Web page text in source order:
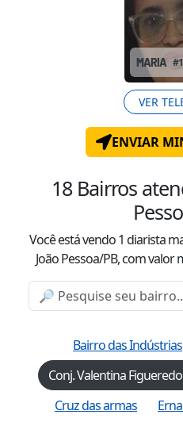
MARIA #
VER
ENVIAR
18 Bairros
Você está vendo1 diarista
João Pessoa/PB, com valor
Bairro das Indústrias
Conj. Valentina
Cruz das armas